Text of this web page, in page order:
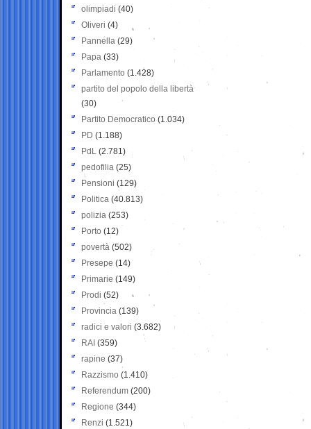
olimpiadi (40)
Oliveri (4)
Pannella (29)
Papa (33)
Parlamento (1.428)
partito del popolo della libertà
(30)
Partito Democratico (1.034)
PD (1.188)
PdL (2.781)
pedofilia (25)
Pensioni (129)
Politica (40.813)
polizia (253)
Porto (12)
povertà (502)
Presepe (14)
Primarie (149)
Prodi (52)
Provincia (139)
radici e valori (3.682)
RAI (359)
rapine (37)
Razzismo (1.410)
Referendum (200)
Regione (344)
Renzi (1.521)